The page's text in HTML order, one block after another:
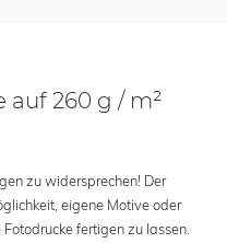
auf 260 g / m²
zu widersprechen! Der
eigene Motive oder
fertigen zu lassen.